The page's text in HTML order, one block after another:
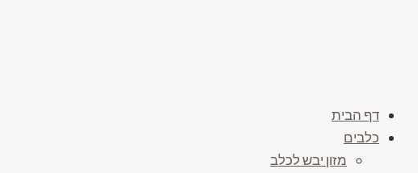
דף הבית
כלבים
מזון יבש לכלב